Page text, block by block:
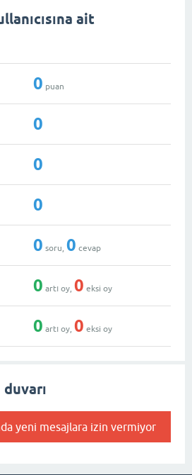
ait
0 puan
0
0
0
0 soru, 0 cevap
0 artı oy, 0 eksi oy
0 artı oy, 0 eksi oy
yeni mesajlara izin vermiyor